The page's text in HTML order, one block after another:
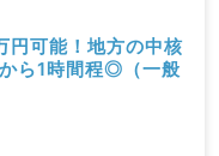
円可能！地方の中核
ら1時間程◎（一般